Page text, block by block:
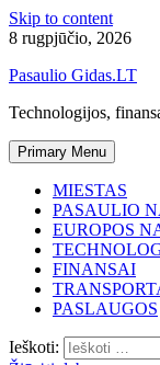
Skip to content
8 rugpjūčio, 2026
Pasaulio Gidas.LT
Technologijos,
Primary Menu
MIESTAS
PASAULIO
EUROPOS
FINANSAI
PASLAUGOS
Ieškoti: